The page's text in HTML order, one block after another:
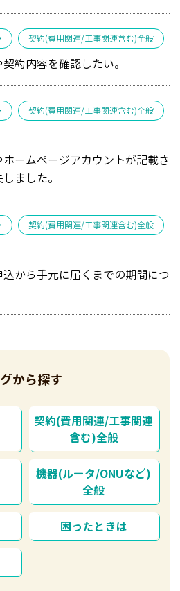
契約(費用関連/工事関連含む)全般
約内容を確認したい。
契約(費用関連/工事関連含む)全般
ームページアカウントが記載さ
ました。
契約(費用関連/工事関連含む)全般
から手元に届くまでの期間につ
から探す
契約(費用関連/工事関連
含む)全般
機器(ルータ/ONUなど)
全般
困ったときは